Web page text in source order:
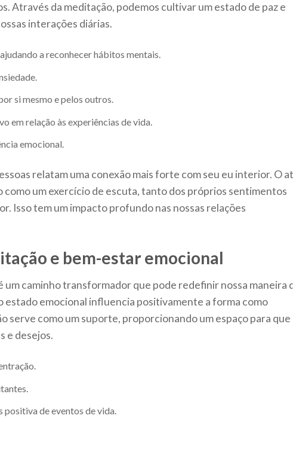
Através da meditação, podemos cultivar um estado de paz e
interações diárias.
a reconhecer hábitos mentais.
si mesmo e pelos outros.
em relação às experiências de vida.
emocional.
relatam uma conexão mais forte com seu eu interior. O
um exercício de escuta, tanto dos próprios sentimentos
Isso tem um impacto profundo nas nossas relações
e bem-estar emocional
um caminho transformador que pode redefinir nossa maneira
estado emocional influencia positivamente a forma como
serve como um suporte, proporcionando um espaço para que
e desejos.
positiva de eventos de vida.